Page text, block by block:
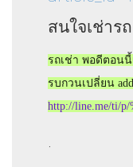
สนใจเช่ารถ
รถเช่า พอดีตอนนี้
รบกวนเปลี่ยน
http://line.me/ti/p/